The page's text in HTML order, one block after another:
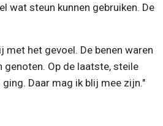
wat steun kunnen gebruiken. De
met het gevoel. De benen waren
genoten. Op de laatste, steile
Daar mag ik blij mee zijn."